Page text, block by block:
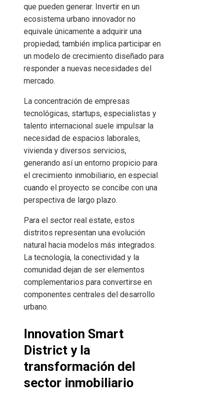
que pueden generar. Invertir en un
ecosistema urbano innovador no
equivale únicamente a adquirir una
propiedad; también implica participar en
un modelo de crecimiento diseñado para
responder a nuevas necesidades del
mercado.
La concentración de empresas
tecnológicas, startups, especialistas y
talento internacional suele impulsar la
necesidad de espacios laborales,
vivienda y diversos servicios,
generando así un entorno propicio para
el crecimiento inmobiliario, en especial
cuando el proyecto se concibe con una
perspectiva de largo plazo.
Para el sector real estate, estos
distritos representan una evolución
natural hacia modelos más integrados.
La tecnología, la conectividad y la
comunidad dejan de ser elementos
complementarios para convertirse en
componentes centrales del desarrollo
urbano.
Innovation Smart
District y la
transformación del
sector inmobiliario